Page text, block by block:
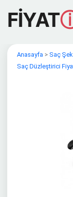
FİYAT
Anasayfa > Saç
Saç Düzleştirici